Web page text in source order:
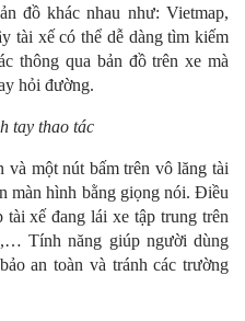
đồ khác nhau như: Vietmap,
tài xế có thể dễ dàng tìm kiếm
thông qua bản đồ trên xe mà
hỏi đường.
tay thao tác
và một nút bấm trên vô lăng tài
màn hình bằng giọng nói. Điều
xế đang lái xe tập trung trên
Tính năng giúp người dùng
an toàn và tránh các trường